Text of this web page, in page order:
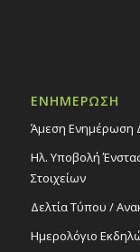
ΕΝΗΜΕΡΩΣΗ
Άμεση Ενημέρωση
Ηλ. Υποβολή
Στοιχείων
Δελτία Τύπου /
Ημερολόγιο